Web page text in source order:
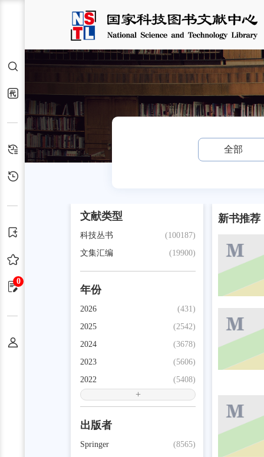
交通运输服务站
检索
代查代借
检索历史
0
全部
文献类型
(100187)
科技丛书
(19900)
文集汇编
年份
(431)
2026
(2542)
2025
(3678)
2024
(5606)
2023
(5408)
2022
+
出版者
(8565)
Springer
新书推荐